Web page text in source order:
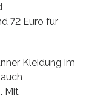
72 Euro für
Kleidung im
Mit